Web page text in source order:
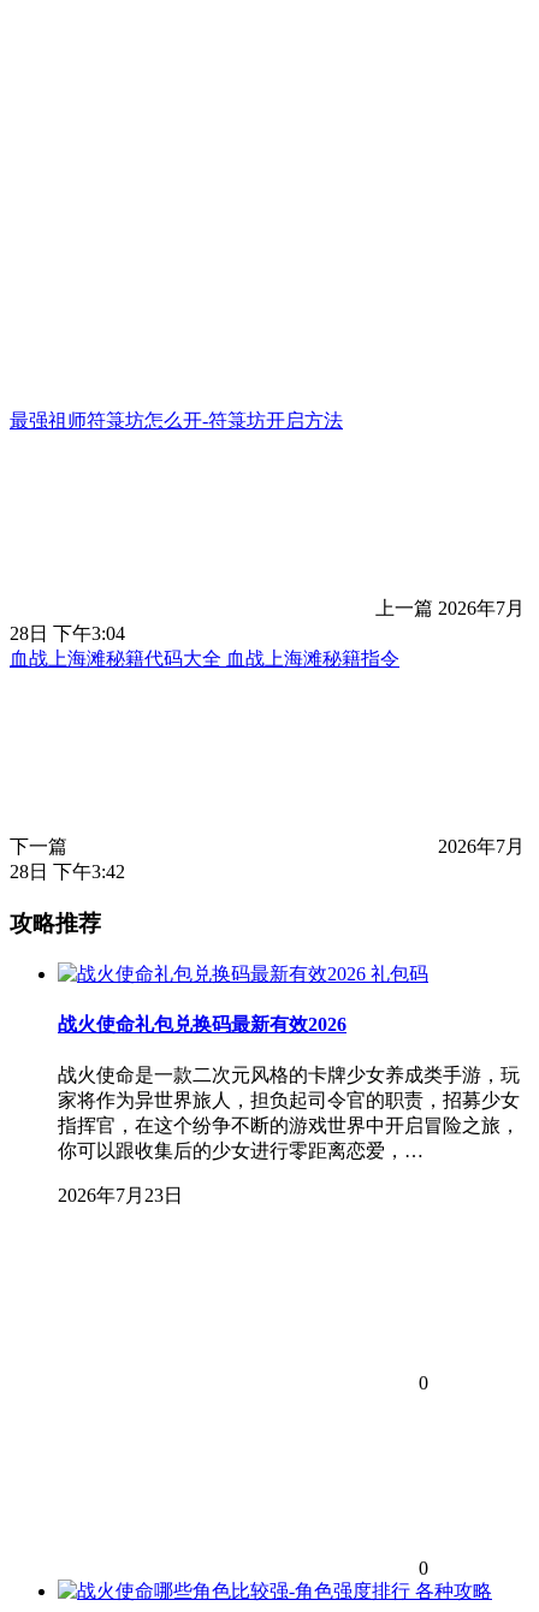
最强祖师符箓坊怎么开-符箓坊开启方法
上一篇 2026年7月
28日 下午3:04
血战上海滩秘籍代码大全 血战上海滩秘籍指令
下一篇
2026年7月
28日 下午3:42
攻略推荐
礼包码
战火使命礼包兑换码最新有效2026
战火使命是一款二次元风格的卡牌少女养成类手游，玩
家将作为异世界旅人，担负起司令官的职责，招募少女
指挥官，在这个纷争不断的游戏世界中开启冒险之旅，
你可以跟收集后的少女进行零距离恋爱，…
2026年7月23日
0
0
各种攻略